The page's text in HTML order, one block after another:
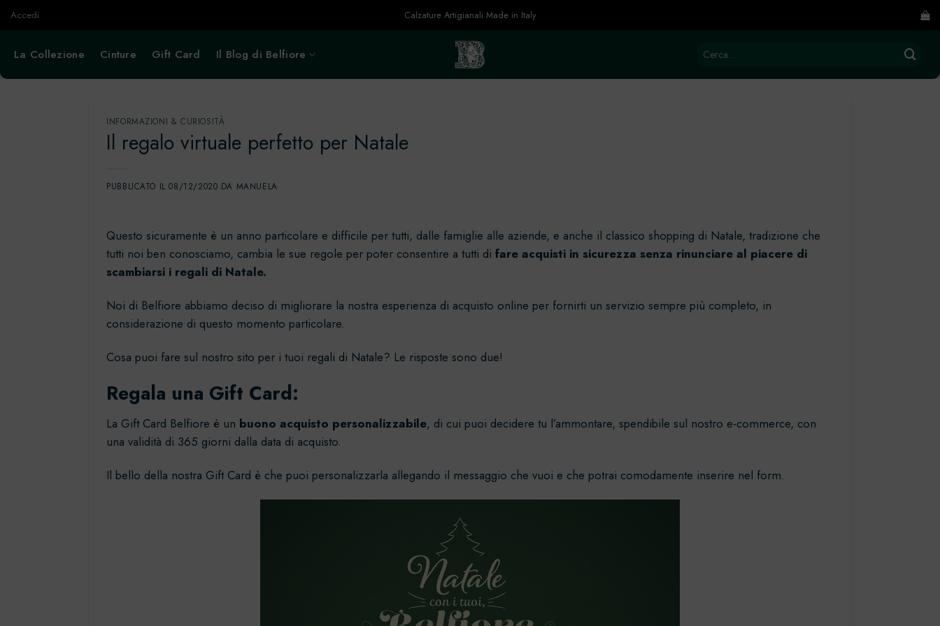
SaltaAccedi Calzature Artigianali Made in Italy
La Collezione Cinture Gift Card Il Blog di Belfiore Cerca:
INFORMAZIONI & CURIOSITÀ
Il regalo virtuale perfetto per Natale
PUBBLICATO IL08/12/2020 DA MANUELA
Questo sicuramente è un anno particolare e difficile per tutti, dalle famiglie alle aziende, e anche il classico shopping di Natale, tradizione che
tutti noi ben conosciamo, cambia le sue regole per poter consentire a tutti difare acquisti in sicurezza senza rinunciare al piacere di
scambiarsi i regali di Natale.
Noi di Belfiore abbiamo deciso di migliorare la nostra esperienza di acquisto online per fornirti un servizio sempre più completo, in
considerazione di questo momento particolare.
Cosa puoi fare sul nostro sito per i tuoi regali di Natale? Le risposte sono due!
Regala una Gift Card:
La Gift Card Belfiore è un buono acquisto personalizzabile, di cui puoi decidere tu l’ammontare, spendibile sul nostro e-commerce, con
una validità di 365 giorni dalla data di acquisto.
Il bello della nostra Gift Card è che puoi personalizzarla allegando il messaggio che vuoi e che potrai comodamente inserire nel form.